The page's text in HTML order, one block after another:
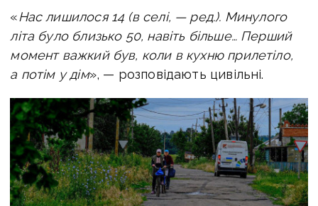
«Нас лишилося 14 (в селі, — ред.). Минулого
літа було близько 50, навіть більше… Перший
момент важкий був, коли в кухню прилетіло,
а потім у дім», — розповідають цивільні.